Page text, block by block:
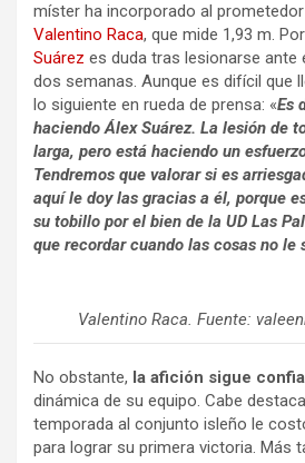
míster ha incorporado al
Valentino Raca, que mide 1,93 m.
Suárez es duda tras lesionarse ante
dos semanas. Aunque es difícil que
lo siguiente en rueda de prensa: «Es
haciendo Álex Suárez. La lesión de
larga, pero está haciendo un
Tendremos que valorar si es
aquí le doy las gracias a él, porque
su tobillo por el bien de la UD Las
que recordar cuando las cosas no le
Valentino Raca. Fuente:
No obstante, la afición sigue
dinámica de su equipo. Cabe
temporada al conjunto isleño le
para lograr su primera victoria. Más